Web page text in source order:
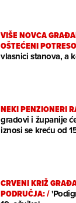
VIŠE NOVCA
OŠTEĆENI
vlasnici stanova, a
NEKI PENZIONERI
gradovi i županije
iznosi se kreću od
CRVENI KRIŽ
PODRUČJA:/